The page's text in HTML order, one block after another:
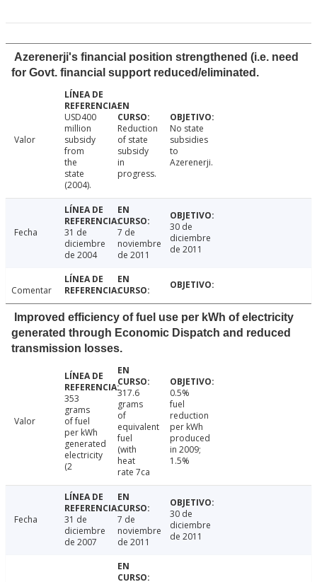
Azerenerji's financial position strengthened (i.e. need
for Govt. financial support reduced/eliminated.
Valor
USD400
million
subsidy
from
the
state
(2004).
Reduction
of state
subsidy
in
progress.
No state
subsidies
to
Azerenerji.
Fecha
31 de
diciembre
de 2004
7 de
noviembre
de 2011
30 de
diciembre
de 2011
Comentar
Improved efficiency of fuel use per kWh of electricity
generated through Economic Dispatch and reduced
transmission losses.
Valor
353
grams
of fuel
per kWh
generated
electricity
(2
317.6
grams
of
equivalent
fuel
(with
heat
rate 7ca
0.5%
fuel
reduction
per kWh
produced
in 2009;
1.5%
Fecha
31 de
diciembre
de 2007
7 de
noviembre
de 2011
30 de
diciembre
de 2011